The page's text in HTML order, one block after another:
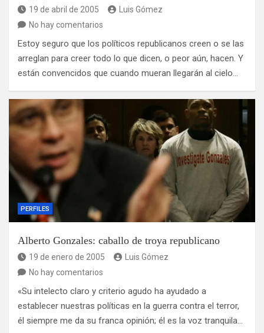
19 de abril de 2005
Luis Gómez
No hay comentarios
Estoy seguro que los políticos republicanos creen o se las
arreglan para creer todo lo que dicen, o peor aún, hacen. Y
están convencidos que cuando mueran llegarán al cielo…
PERFILES
Alberto Gonzales: caballo de troya republicano
19 de enero de 2005
Luis Gómez
No hay comentarios
«Su intelecto claro y criterio agudo ha ayudado a
establecer nuestras políticas en la guerra contra el terror,
él siempre me da su franca opinión; él es la voz tranquila…